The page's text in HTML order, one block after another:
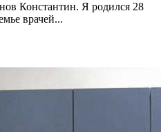
Константин. Я родился 28
врачей...